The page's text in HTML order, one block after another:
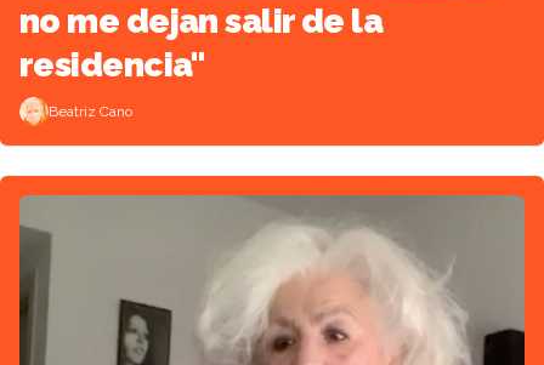
no me dejan salir de la
residencia"
Beatriz Cano